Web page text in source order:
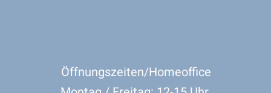
Öffnungszeiten/Homeoffice